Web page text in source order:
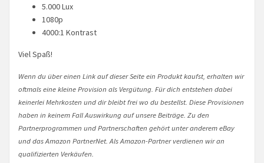
5.000 Lux
1080p
4000:1 Kontrast
Viel Spaß!
Wenn du über einen Link auf dieser Seite ein Produkt kaufst, erhalten wir
oftmals eine kleine Provision als Vergütung. Für dich entstehen dabei
keinerlei Mehrkosten und dir bleibt frei wo du bestellst. Diese Provisionen
haben in keinem Fall Auswirkung auf unsere Beiträge. Zu den
Partnerprogrammen und Partnerschaften gehört unter anderem eBay
und das Amazon PartnerNet. Als Amazon-Partner verdienen wir an
qualifizierten Verkäufen.